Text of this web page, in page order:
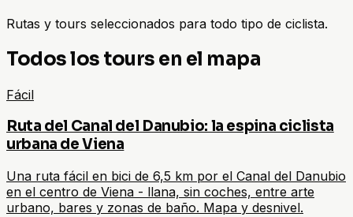
Rutas y tours seleccionados para todo tipo de ciclista.
Todos los tours en el mapa
Fácil
Ruta del Canal del Danubio: la espina ciclista
urbana de Viena
Una ruta fácil en bici de 6,5 km por el Canal del Danubio
en el centro de Viena - llana, sin coches, entre arte
urbano, bares y zonas de baño. Mapa y desnivel.